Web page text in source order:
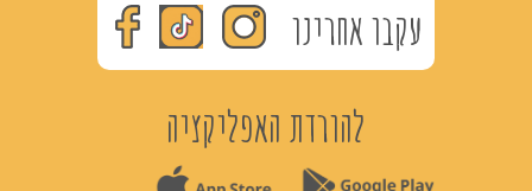
עקבו אחרינו
להורדת האפליקציה